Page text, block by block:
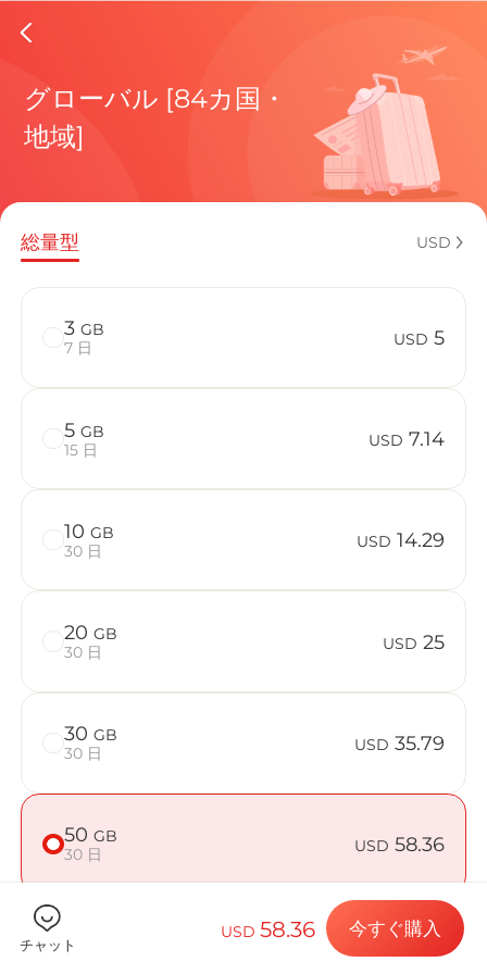
Finland
現在の目
eSIMの利
Finlandで
Billion
目的地とデ
eSIMをイン
データプラ
グローバル [84カ国・
地域]
総量型 USD
3 GB
7 日
USD 5
5 GB
15 日
USD 7.14
10 GB
30 日
USD 14.29
20 GB
30 日
USD 25
30 GB
30 日
USD 35.79
50 GB
30 日
USD 58.36
チャット
USD58.36 今すぐ購入